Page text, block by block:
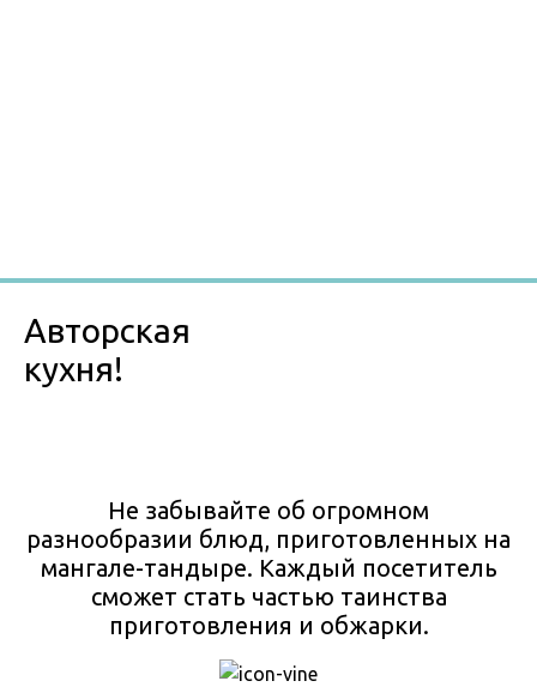
Авторская
кухня!
Не забывайте об огромном
разнообразии блюд, приготовленных на
мангале-тандыре. Каждый посетитель
сможет стать частью таинства
приготовления и обжарки.